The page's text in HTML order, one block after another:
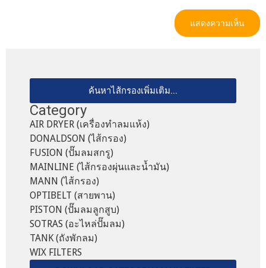
ค้นหาไส้กรองเพิ่มเติม...
Category
AIR DRYER (เครื่องทำลมแห้ง)
DONALDSON (ไส้กรอง)
FUSION (ปั๊มลมสกรู)
MAINLINE (ไส้กรองผุ่นและน้ำมัน)
MANN (ไส้กรอง)
OPTIBELT (สายพาน)
PISTON (ปั๊มลมลูกสูบ)
SOTRAS (อะไหล่ปั๊มลม)
TANK (ถังพักลม)
WIX FILTERS